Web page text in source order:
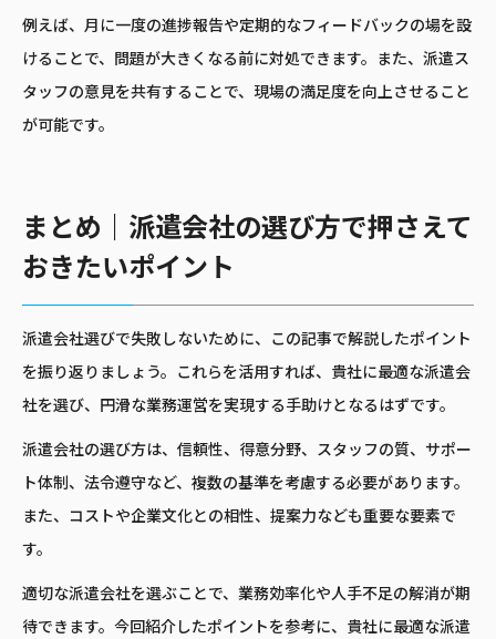
例えば、月に一度の進捗報告や定期的なフィードバックの場を設
けることで、問題が大きくなる前に対処できます。また、派遣ス
タッフの意見を共有することで、現場の満足度を向上させること
が可能です。
まとめ｜派遣会社の選び方で押さえて
おきたいポイント
派遣会社選びで失敗しないために、この記事で解説したポイント
を振り返りましょう。これらを活用すれば、貴社に最適な派遣会
社を選び、円滑な業務運営を実現する手助けとなるはずです。
派遣会社の選び方は、信頼性、得意分野、スタッフの質、サポー
ト体制、法令遵守など、複数の基準を考慮する必要があります。
また、コストや企業文化との相性、提案力なども重要な要素で
す。
適切な派遣会社を選ぶことで、業務効率化や人手不足の解消が期
待できます。今回紹介したポイントを参考に、貴社に最適な派遣